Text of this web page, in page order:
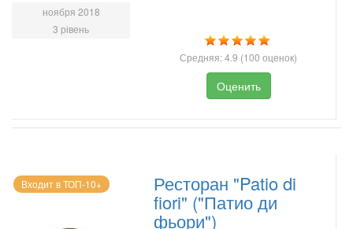
ноября 2018
3 рівень
Средняя:4.9 (100 оценок)
Оценить
Входит в ТОП-10+ Ресторан "Patio di
fiori" ("Патио ди
фьори")